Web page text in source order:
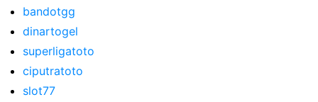
bandotgg
dinartogel
superligatoto
ciputratoto
slot77